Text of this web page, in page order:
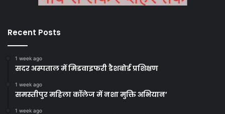
Recent Posts
1 week ago
सदर अस्पताल में मिडवाइफरी डैशबोर्ड प्रशिक्षण
1 week ago
समस्तीपुर महिला कॉलेज में नशा मुक्ति अभियान’
1 week ago